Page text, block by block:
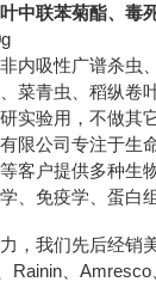
中联苯菊酯、毒
内吸性广谱杀虫
菜青虫、稻纵卷
实验用，不做其
限公司专注于生
客户提供多种生
、免疫学、蛋白
，我们先后经销
Rainin、